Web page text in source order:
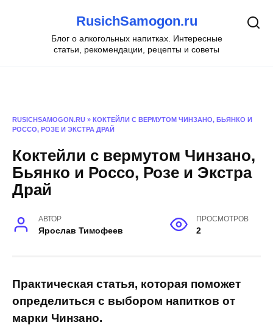
содержанию
RusichSamogon.ru
Блог о алкогольных напитках. Интересные
статьи, рекомендации, рецепты и советы
RUSICHSAMOGON.RU » КОКТЕЙЛИ С ВЕРМУТОМ ЧИНЗАНО, БЬЯНКО И
РОССО, РОЗЕ И ЭКСТРА ДРАЙ
Коктейли с вермутом Чинзано,
Бьянко и Россо, Розе и Экстра
Драй
АВТОР
Ярослав Тимофеев
ПРОСМОТРОВ
2
Практическая статья, которая поможет
определиться с выбором напитков от
марки Чинзано.